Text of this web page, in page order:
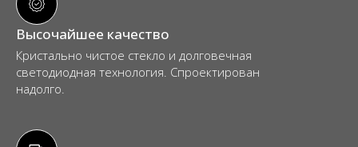
Высочайшее качество
Кристально чистое стекло и долговечная
светодиодная технология. Спроектирован
надолго.